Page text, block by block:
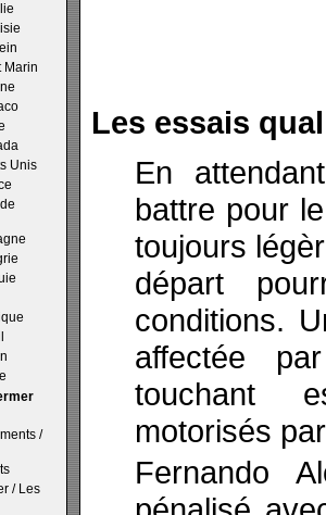
Marin
Unis
/
/ Les
Les essais
En
battre pour
toujours
départ
conditions.
affectée
touchant
motorisés
Fernando